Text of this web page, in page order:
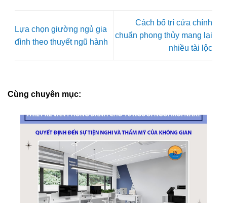
Lựa chọn giường ngủ gia
đình theo thuyết ngũ hành
Cách bố trí cửa chính
chuẩn phong thủy mang lại
nhiều tài lộc
Cùng chuyên mục: